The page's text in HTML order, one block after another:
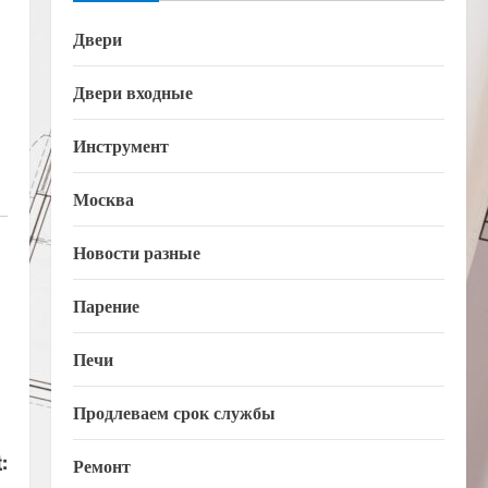
Двери
Двери входные
Инструмент
Москва
Новости разные
Парение
Печи
Продлеваем срок службы
Ремонт